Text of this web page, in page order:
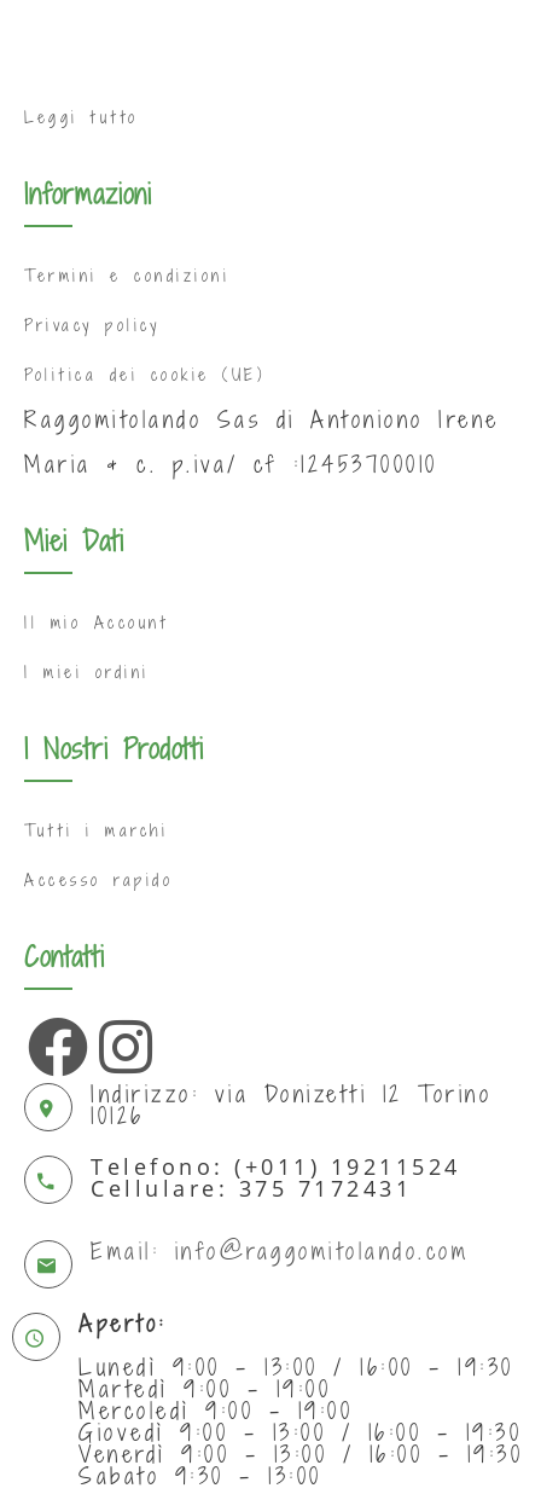
Leggi tutto
Informazioni
Termini e condizioni
Privacy policy
Politica dei cookie (UE)
Raggomitolando Sas di Antoniono Irene
Maria & c. p.iva/ cf :12453700010
Miei Dati
Il mio Account
I miei ordini
I Nostri Prodotti
Tutti i marchi
Accesso rapido
Contatti
Indirizzo: via Donizetti 12 Torino
10126
Telefono: (+011) 19211524
Cellulare: 375 7172431
Email: info@raggomitolando.com
Aperto:
Lunedì 9:00 - 13:00 / 16:00 - 19:30
Martedì 9:00 - 19:00
Mercoledì 9:00 - 19:00
Giovedì 9:00 - 13:00 / 16:00 - 19:30
Venerdì 9:00 - 13:00 / 16:00 - 19:30
Sabato 9:30 - 13:00